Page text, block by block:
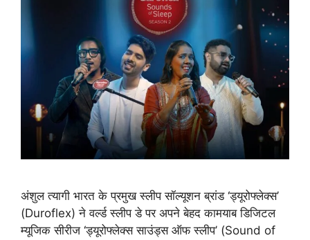
अंशुल त्यागी भारत के प्रमुख स्लीप सॉल्यूशन ब्रांड ‘ड्यूरोफ्लेक्स’
(Duroflex) ने वर्ल्‍ड स्‍लीप डे पर अपने बेहद कामयाब डिजिटल
म्यूजिक सीरीज ‘ड्यूरोफ्लेक्स साउंड्स ऑफ स्लीप’ (Sound of